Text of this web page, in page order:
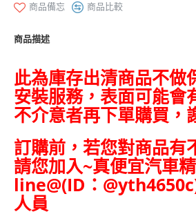
商品備忘 商品比較
商品描述
此為庫存出清商品不做
安裝服務，表面可能會
不介意者再下單購買，
訂購前，若您對商品有
請您加入~真便宜汽車
line@(ID：
人員